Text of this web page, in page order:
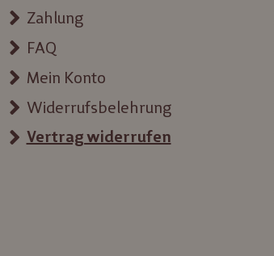
Zahlung
FAQ
Mein Konto
Widerrufsbelehrung
Vertrag widerrufen